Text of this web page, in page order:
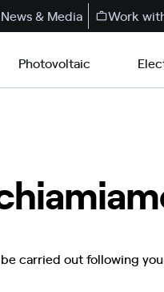
News & Media Work
Photovoltaic
carried out following